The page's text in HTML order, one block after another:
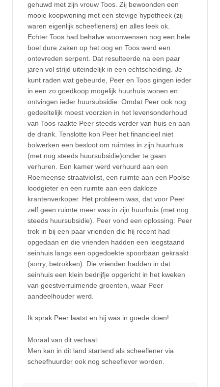
gehuwd met zijn vrouw Toos. Zij bewoonden een
mooie koopwoning met een stevige hypotheek (zij
waren eigenlijk scheefleners) en alles leek ok.
Echter Toos had behalve woonwensen nog een hele
boel dure zaken op het oog en Toos werd een
ontevreden serpent. Dat resulteerde na een paar
jaren vol strijd uiteindelijk in een echtscheiding. Je
kunt raden wat gebeurde, Peer en Toos gingen ieder
in een zo goedkoop mogelijk huurhuis wonen en
ontvingen ieder huursubsidie. Omdat Peer ook nog
gedeeltelijk moest voorzien in het levensonderhoud
van Toos raakte Peer steeds verder van huis en aan
de drank. Tenslotte kon Peer het financieel niet
bolwerken een besloot om ruimtes in zijn huurhuis
(met nog steeds huursubsidie)onder te gaan
verhuren. Een kamer werd verhuurd aan een
Roemeense straatviolist, een ruimte aan een Poolse
loodgieter en een ruimte aan een dakloze
krantenverkoper. Het probleem was, dat voor Peer
zelf geen ruimte meer was in zijn huurhuis (met nog
steeds huursubsidie). Peer vond een oplossing: Peer
trok in bij een paar vrienden die hij recent had
opgedaan en die vrienden hadden een leegstaand
seinhuis langs een opgedoekte spoorbaan gekraakt
(sorry, betrokken). Die vrienden hadden in dat
seinhuis een klein bedrijfje opgericht in het kweken
van geestverruimende groenten, waar Peer
aandeelhouder werd.
Ik sprak Peer laatst en hij was in goede doen!
Moraal van dit verhaal:
Men kan in dit land startend als scheeflener via
scheefhuurder ook nog scheeflever worden.